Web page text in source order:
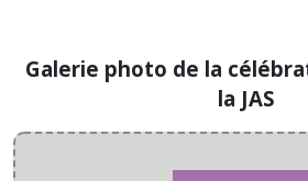
Galerie photo de la
la JAS